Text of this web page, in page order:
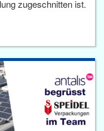
zugeschnitten ist.